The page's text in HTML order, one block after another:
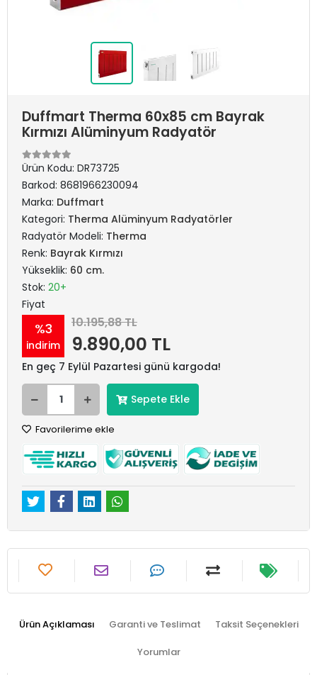
Duffmart Therma 60x85 cm Bayrak
Kırmızı Alüminyum Radyatör
Ürün Kodu: DR73725
Barkod: 8681966230094
Marka: Duffmart
Kategori: Therma Alüminyum Radyatörler
Radyatör Modeli: Therma
Renk: Bayrak Kırmızı
Yükseklik: 60 cm.
Stok: 20+
Fiyat
%3
indirim
10.195,88 TL
9.890,00 TL
En geç 7 Eylül Pazartesi günü kargoda!
Sepete Ekle
Favorilerime ekle
Ürün Açıklaması Garanti ve Teslimat Taksit Seçenekleri
Yorumlar